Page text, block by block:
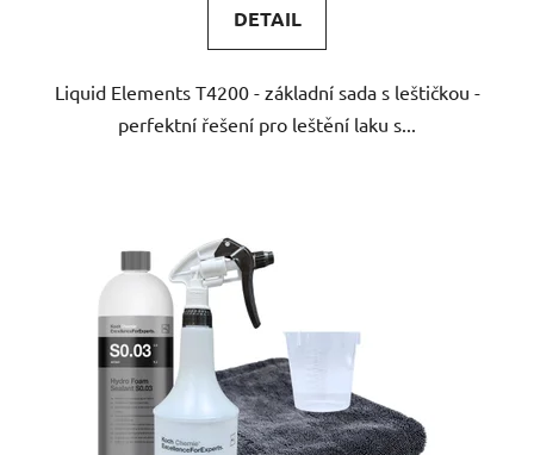
DETAIL
Liquid Elements T4200 - základní sada s leštičkou -
perfektní řešení pro leštění laku s...